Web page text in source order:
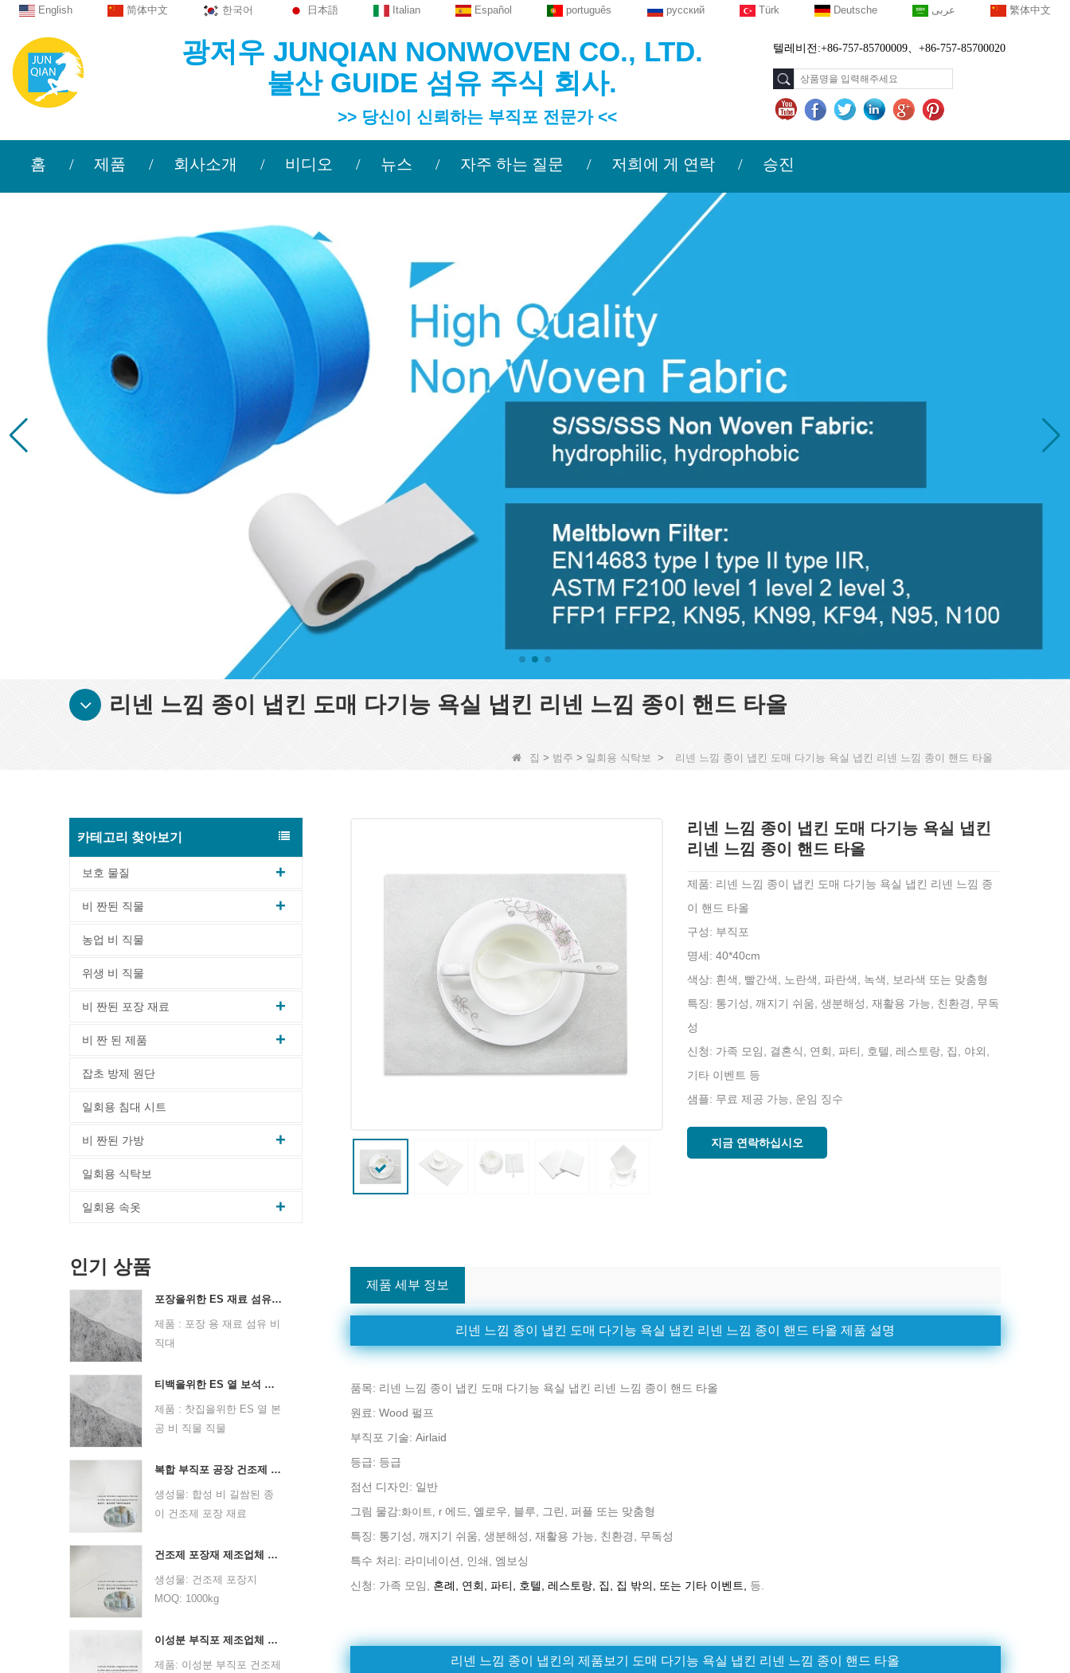
English 简体中文 한국어 日本語 Italian Español português русский Türk Deutsche عربى 繁体中文
광저우 JUNQIAN NONWOVEN CO., LTD.
불산 GUIDE 섬유 주식 회사.
>> 당신이 신뢰하는 부직포 전문가 <<
텔레비전:+86-757-85700009、+86-757-85700020
홈 제품 회사소개 비디오 뉴스 자주 하는 질문 저희에 게 연락 승진
리넨 느낌 종이 냅킨 도매 다기능 욕실 냅킨 리넨 느낌 종이 핸드 타올
집 > 범주 > 일회용 식탁보 > 리넨 느낌 종이 냅킨 도매 다기능 욕실 냅킨 리넨 느낌 종이 핸드 타올
카테고리 찾아보기
보호 물질
비 짠된 직물
농업 비 직물
위생 비 직물
비 짠된 포장 재료
비 짠 된 제품
잡초 방제 원단
일회용 침대 시트
비 짠된 가방
일회용 식탁보
일회용 속옷
인기 상품
포장을위한 ES 재료 섬유 부직포
제품 : 포장 용 재료 섬유 비
직대
비직 기술 : 열 보세
사양 : 사용자 정의
샘플 : 충전없이 제공 할 수
있으며 수집 할화물
의료 (20-60GSM) : 안면 마
개
티백을위한 ES 열 보석 비 직조 직물
제품 : 찻집을위한 ES 열 본
공 비 직물 직물
비직 기술 : 열 보세
사양 : 사용자 정의
샘플 : 충전없이 제공 할 수
있으며 수집 할화물
의료 (20-60GSM) : 안면 마
복합 부직포 공장 건조제 포장 재료
생성물: 합성 비 길쌈된 종
이 건조제 포장 재료
자료: 합성 비 길쌈된 종이
자인을 환영합니다. OEM을
색깔: CMYK의 풀 컬러, 고
객 요구 사항으로 Pantone
건조제 포장재 제조업체 듀폰 소재 건조제 포장지
생성물: 건조제 포장지
MOQ: 1000kg
사양: 사용자 정의 크기. 이성분 부직포 제조업체 건조제 포장재
제품: 이성분 부직포 건조제
리넨 느낌 종이 냅킨 도매 다기능 욕실 냅킨
리넨 느낌 종이 핸드 타올
제품: 리넨 느낌 종이 냅킨 도매 다기능 욕실 냅킨 리넨 느낌 종
이 핸드 타올
구성: 부직포
명세: 40*40cm
색상: 흰색, 빨간색, 노란색, 파란색, 녹색, 보라색 또는 맞춤형
특징: 통기성, 깨지기 쉬움, 생분해성, 재활용 가능, 친환경, 무독
성
신청: 가족 모임, 결혼식, 연회, 파티, 호텔, 레스토랑, 집, 야외,
기타 이벤트 등
샘플: 무료 제공 가능, 운임 징수
지금 연락하십시오
제품 세부 정보
리넨 느낌 종이 냅킨 도매 다기능 욕실 냅킨 리넨 느낌 종이 핸드 타올 제품 설명
품목: 리넨 느낌 종이 냅킨 도매 다기능 욕실 냅킨 리넨 느낌 종이 핸드 타올
원료: Wood 펄프
부직포 기술: Airlaid
등급: 등급
점선 디자인: 일반
그림 물감:화이트, r 에드, 옐로우, 블루, 그린, 퍼플 또는 맞춤형
특징: 통기성, 깨지기 쉬움, 생분해성, 재활용 가능, 친환경, 무독성
특수 처리: 라미네이션, 인쇄, 엠보싱
신청: 가족 모임, 혼례, 연회, 파티, 호텔, 레스토랑, 집, 집 밖의, 또는 기타 이벤트, 등.
리넨 느낌 종이 냅킨의 제품보기 도매 다기능 욕실 냅킨 리넨 느낌 종이 핸드 타올